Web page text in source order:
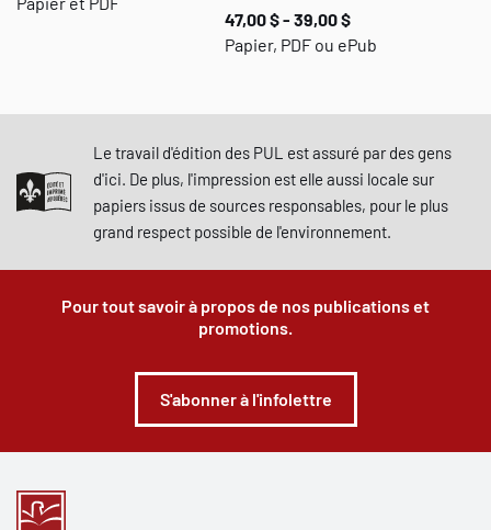
47,00 $ - 39,00 $
Papier, PDF ou ePub
Le travail d'édition des PUL est assuré par des gens
d'ici. De plus, l'impression est elle aussi locale sur
papiers issus de sources responsables, pour le plus
grand respect possible de l'environnement.
Pour tout savoir à propos de nos publications et
promotions.
S'abonner à l'infolettre